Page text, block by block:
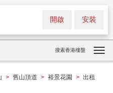
安裝
開啟
搜索香港樓盤
> 舊山頂道 > 裕景花園 > 出租